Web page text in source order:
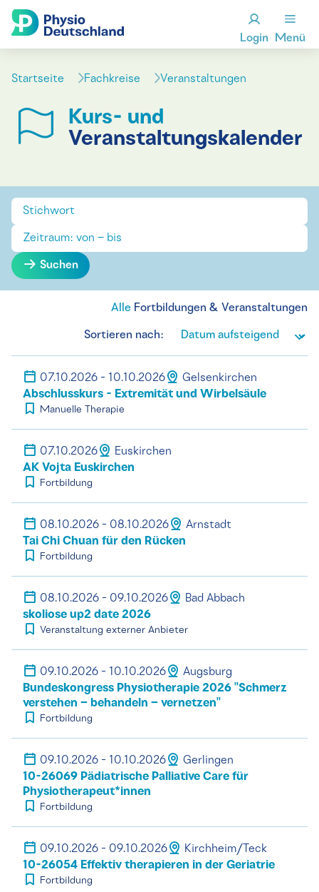
Login Menü
Startseite Fachkreise Veranstaltungen
Kurs- und
Veranstaltungskalender
Suchen
Alle Fortbildungen & Veranstaltungen
Sortieren nach:
07.10.2026 - 10.10.2026 Gelsenkirchen
Abschlusskurs - Extremität und Wirbelsäule
Manuelle Therapie
07.10.2026 Euskirchen
AK Vojta Euskirchen
Fortbildung
08.10.2026 - 08.10.2026 Arnstadt
Tai Chi Chuan für den Rücken
Fortbildung
08.10.2026 - 09.10.2026 Bad Abbach
skoliose up2 date 2026
Veranstaltung externer Anbieter
09.10.2026 - 10.10.2026 Augsburg
Bundeskongress Physiotherapie 2026 ''Schmerz
verstehen – behandeln – vernetzen''
Fortbildung
09.10.2026 - 10.10.2026 Gerlingen
10-26069 Pädiatrische Palliative Care für
Physiotherapeut*innen
Fortbildung
09.10.2026 - 09.10.2026 Kirchheim/Teck
10-26054 Effektiv therapieren in der Geriatrie
Fortbildung